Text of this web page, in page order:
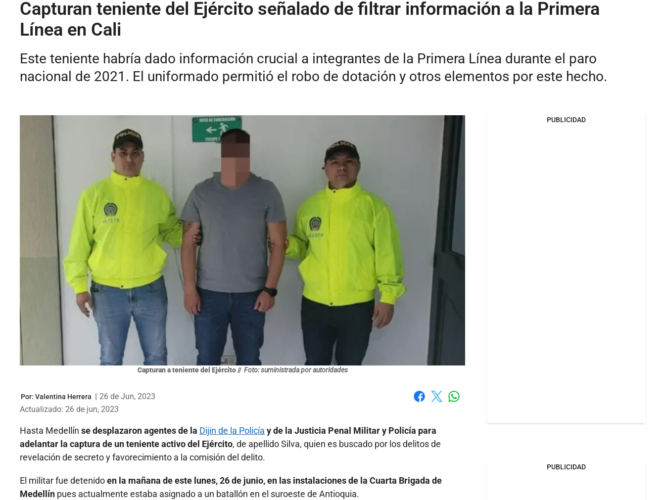
Capturan teniente del Ejército señalado de filtrar información a la Primera
Línea en Cali
Este teniente habría dado información crucial a integrantes de la Primera Línea durante el paro
nacional de 2021. El uniformado permitió el robo de dotación y otros elementos por este hecho.
Capturan a teniente del Ejército // Foto: suministrada por autoridades
Por: Valentina Herrera | 26 de Jun, 2023
Actualizado: 26 de jun, 2023
Hasta Medellín se desplazaron agentes de la Dijin de la Policía y de la Justicia Penal Militar y Policía para
adelantar la captura de un teniente activo del Ejército, de apellido Silva, quien es buscado por los delitos de
revelación de secreto y favorecimiento a la comisión del delito.
El militar fue detenidoen la mañana de este lunes, 26 de junio, en las instalaciones de la Cuarta Brigada de
Medellín pues actualmente estaba asignado a un batallón en el suroeste de Antioquia.
PUBLICIDAD
PUBLICIDAD